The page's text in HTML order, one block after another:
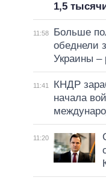
1,5
11:58
Больше
обеднели
Украины –
11:41
КНДР
начала
11:20